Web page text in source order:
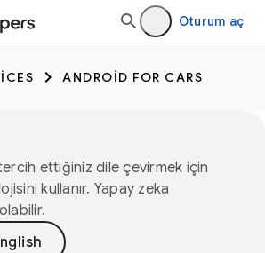
Oturum aç
ANDROID FOR CARS
ettiğiniz dile çevirmek için
kullanır. Yapay zeka